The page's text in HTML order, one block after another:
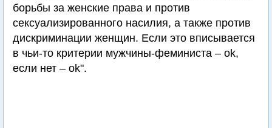
борьбы за женские права и против
сексуализированного насилия, а также против
дискриминации женщин. Если это вписывается
в чьи-то критерии мужчины-феминиста – ok,
если нет – ok".